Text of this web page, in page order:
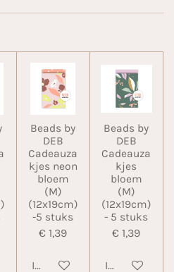
Beads by
DEB
Cadeauza
kjes neon
bloem
(M)
(12x19cm)
-5 stuks
€ 1,39
In winkelwagen
Beads by
DEB
Cadeauza
kjes
bloem
(M)
(12x19cm)
- 5 stuks
€ 1,39
In